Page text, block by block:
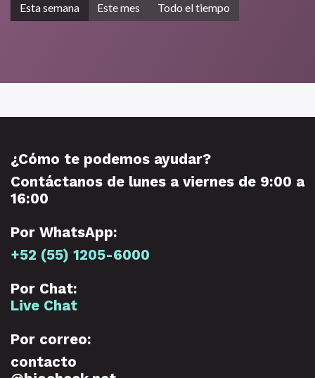
Esta semana Este mes Todo el tiempo
¿Cómo te podemos ayudar?
Contáctanos de lunes a viernes de 9:00 a
16:00
Por WhatsApp:
+52 (55) 1205-6000
Por Chat:
Live Chat
Por correo:
contacto